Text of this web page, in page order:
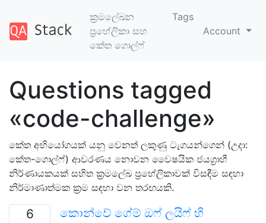
ක්‍රමලේඛන
ප්‍රහේලිකා සහ
කේත ගොල්ෆ්
Tags
Account
Questions tagged
«code-challenge»
කේත අභියෝගයක් යනු වෙනත් ලකුණු ටැගයන්ගෙන් (උදා:
කේත-ගොල්ෆ්) ආවරණය නොවන වෛෂයික ජයග්‍රාහී
නිර්ණායකයක් සහිත ක්‍රමලේඛ ප්‍රහේලිකාවක් විසඳීම සඳහා
නිර්මාණාත්මක ක්‍රම සඳහා වන තරඟයකි.
6
කොන්වේ ගේම් ඔෆ් ලයිෆ් හි